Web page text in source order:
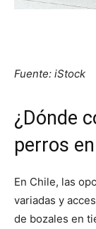
Fuente: iStock
¿Dónde
perros
En Chile, las
variadas y
de bozales en